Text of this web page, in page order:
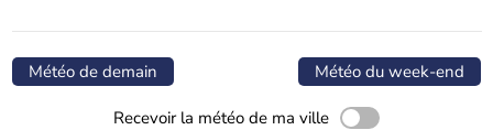
Météo de demain Météo du week-end
Recevoir la météo de ma ville